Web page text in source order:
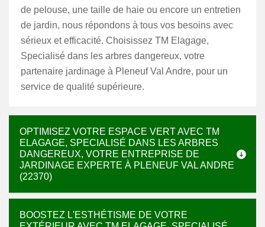
de pelouse, une taille de haie ou encore un entretien
de jardin, nous répondons à tous vos besoins avec
sérieux et efficacité. Choisissez TM Elagage,
Specialisé dans les arbres dangereux, votre
partenaire jardinage à Pleneuf Val Andre, pour un
service de qualité supérieure.
OPTIMISEZ VOTRE ESPACE VERT AVEC TM
ELAGAGE, SPECIALISÉ DANS LES ARBRES
DANGEREUX, VOTRE ENTREPRISE DE
JARDINAGE EXPERTE À PLENEUF VAL ANDRE
(22370)
BOOSTEZ L'ESTHÉTISME DE VOTRE